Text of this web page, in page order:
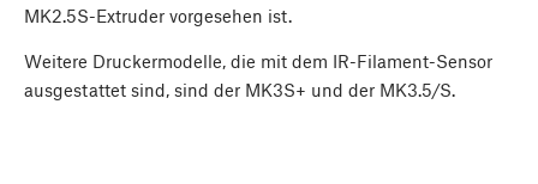
MK2.5S-Extruder vorgesehen ist.
Weitere Druckermodelle, die mit dem IR-Filament-Sensor
ausgestattet sind, sind der MK3S+ und der MK3.5/S.